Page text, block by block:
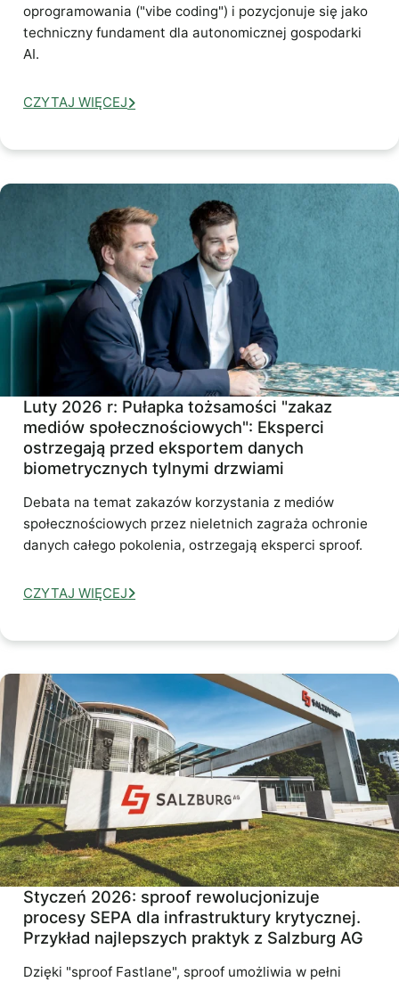
oprogramowania ("vibe coding") i pozycjonuje się jako
techniczny fundament dla autonomicznej gospodarki
AI.
CZYTAJ WIĘCEJ
Luty 2026 r: Pułapka tożsamości "zakaz
mediów społecznościowych": Eksperci
ostrzegają przed eksportem danych
biometrycznych tylnymi drzwiami
Debata na temat zakazów korzystania z mediów
społecznościowych przez nieletnich zagraża ochronie
danych całego pokolenia, ostrzegają eksperci sproof.
CZYTAJ WIĘCEJ
Styczeń 2026: sproof rewolucjonizuje
procesy SEPA dla infrastruktury krytycznej.
Przykład najlepszych praktyk z Salzburg AG
Dzięki "sproof Fastlane", sproof umożliwia w pełni